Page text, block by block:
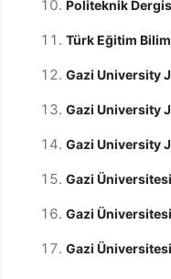
Politeknik
Türk Eğitim
Gazi University
Gazi University
Gazi University
Gazi
Gazi
Gazi